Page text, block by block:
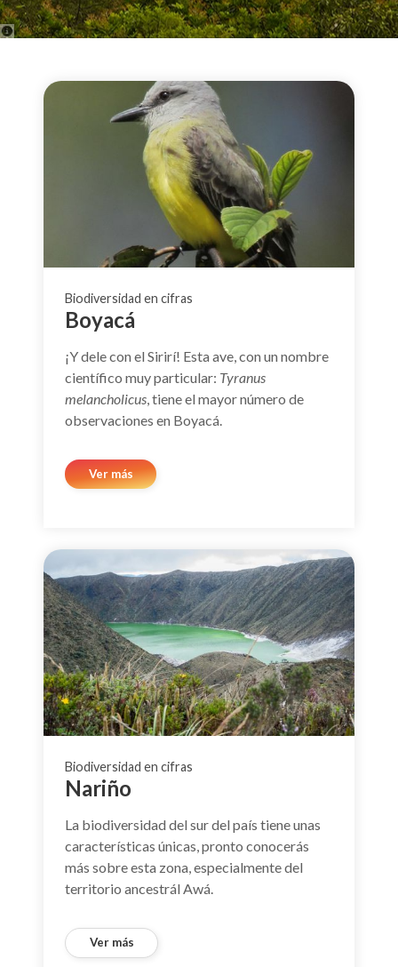
Biodiversidad en cifras
Boyacá
¡Y dele con el Sirirí! Esta ave, con un nombre
científico muy particular: Tyranus
melancholicus, tiene el mayor número de
observaciones en Boyacá.
Ver más
Biodiversidad en cifras
Nariño
La biodiversidad del sur del país tiene unas
características únicas, pronto conocerás
más sobre esta zona, especialmente del
territorio ancestrál Awá.
Ver más